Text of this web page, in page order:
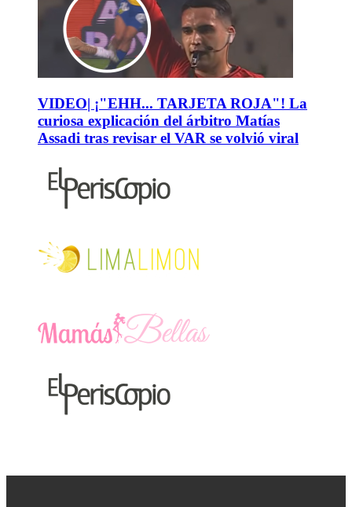
VIDEO| ¡"EHH... TARJETA ROJA"! La
curiosa explicación del árbitro Matías
Assadi tras revisar el VAR se volvió viral